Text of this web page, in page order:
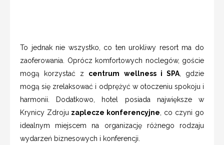
To jednak nie wszystko, co ten urokliwy resort ma do
zaoferowania. Oprócz komfortowych noclegów, goście
mogą korzystać z centrum wellness i SPA, gdzie
mogą się zrelaksować i odprężyć w otoczeniu spokoju i
harmonii. Dodatkowo, hotel posiada największe w
Krynicy Zdroju zaplecze konferencyjne , co czyni go
idealnym miejscem na organizację różnego rodzaju
wydarzeń biznesowych i konferencji.